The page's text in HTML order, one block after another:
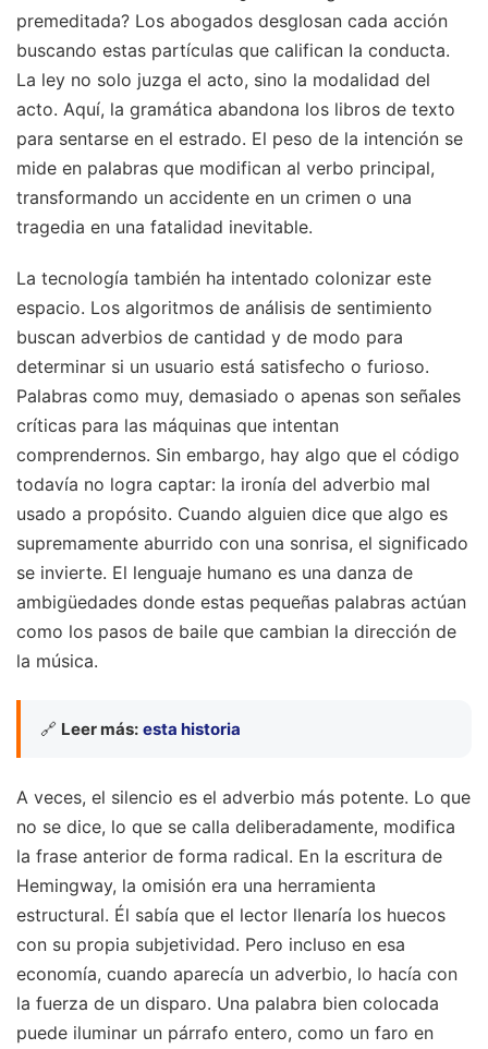
premeditada? Los abogados desglosan cada acción
buscando estas partículas que califican la conducta.
La ley no solo juzga el acto, sino la modalidad del
acto. Aquí, la gramática abandona los libros de texto
para sentarse en el estrado. El peso de la intención se
mide en palabras que modifican al verbo principal,
transformando un accidente en un crimen o una
tragedia en una fatalidad inevitable.
La tecnología también ha intentado colonizar este
espacio. Los algoritmos de análisis de sentimiento
buscan adverbios de cantidad y de modo para
determinar si un usuario está satisfecho o furioso.
Palabras como muy, demasiado o apenas son señales
críticas para las máquinas que intentan
comprendernos. Sin embargo, hay algo que el código
todavía no logra captar: la ironía del adverbio mal
usado a propósito. Cuando alguien dice que algo es
supremamente aburrido con una sonrisa, el significado
se invierte. El lenguaje humano es una danza de
ambigüedades donde estas pequeñas palabras actúan
como los pasos de baile que cambian la dirección de
la música.
🔗 Leer más: esta historia
A veces, el silencio es el adverbio más potente. Lo que
no se dice, lo que se calla deliberadamente, modifica
la frase anterior de forma radical. En la escritura de
Hemingway, la omisión era una herramienta
estructural. Él sabía que el lector llenaría los huecos
con su propia subjetividad. Pero incluso en esa
economía, cuando aparecía un adverbio, lo hacía con
la fuerza de un disparo. Una palabra bien colocada
puede iluminar un párrafo entero, como un faro en